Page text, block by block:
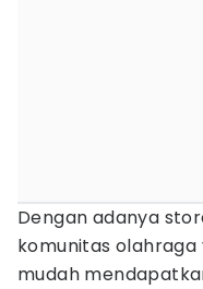
Dengan adanya
komunitas olahraga
mudah